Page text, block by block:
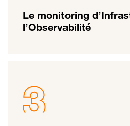
Le monitoring
l’Observabilité